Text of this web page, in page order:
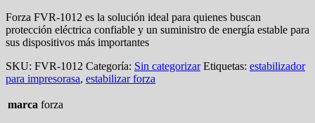
Forza FVR-1012 es la solución ideal para quienes buscan
protección eléctrica confiable y un suministro de energía estable para
sus dispositivos más importantes
SKU: FVR-1012 Categoría: Sin categorizar Etiquetas: estabilizador
para impresorasa, estabilizar forza
marca forza